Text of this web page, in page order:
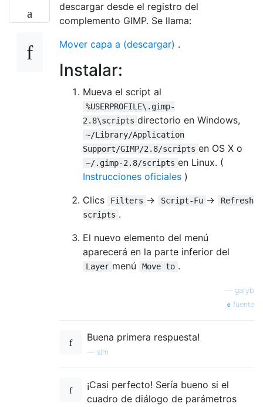
descargar desde el registro del
complemento GIMP. Se llama:
Mover capa a (descargar) .
Instalar:
Mueva el script al
%USERPROFILE\.gimp-
2.8\scripts directorio en Windows,
~/Library/Application
Support/GIMP/2.8/scripts en OS X o
~/.gimp-2.8/scripts en Linux. (
Instrucciones oficiales )
Clics
Filters -> Script-Fu ->
Refresh
scripts .
El nuevo elemento del menú
aparecerá en la parte inferior del
Layer menú Move to .
garyb
fuente
Buena primera respuesta!
slm
¡Casi perfecto! Sería bueno si el
cuadro de diálogo de parámetros